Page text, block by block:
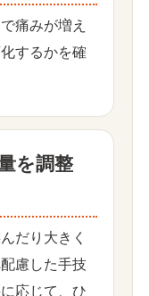
痛みが増え
するかを確
を調整
だり大きく
慮した手技
応じて、ひ